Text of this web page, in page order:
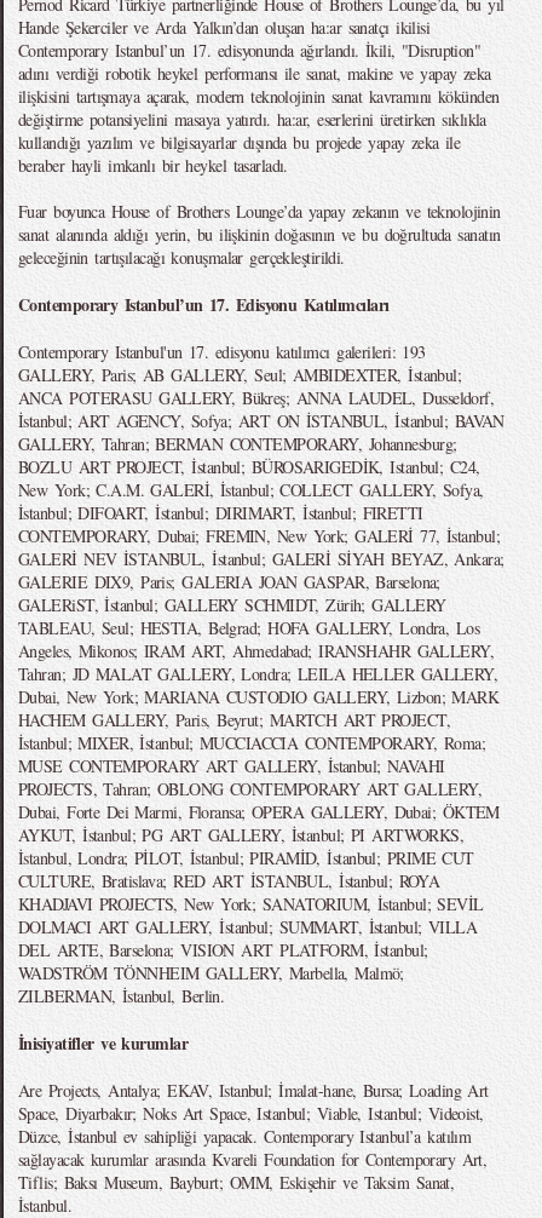
Hande Şekerciler ve Arda Yalkın’dan oluşan ha:ar sanatçı ikilisi
Contemporary Istanbul’un 17. edisyonunda ağırlandı. İkili, "Disruption"
adını verdiği robotik heykel performansı ile sanat, makine ve yapay zeka
ilişkisini tartışmaya açarak, modern teknolojinin sanat kavramını kökünden
değiştirme potansiyelini masaya yatırdı. ha:ar, eserlerini üretirken sıklıkla
kullandığı yazılım ve bilgisayarlar dışında bu projede yapay zeka ile
beraber hayli imkanlı bir heykel tasarladı.
Fuar boyunca House of Brothers Lounge’da yapay zekanın ve teknolojinin
sanat alanında aldığı yerin, bu ilişkinin doğasının ve bu doğrultuda sanatın
geleceğinin tartışılacağı konuşmalar gerçekleştirildi.
Contemporary Istanbul’un 17. Edisyonu Katılımcıları
Contemporary Istanbul'un 17. edisyonu katılımcı galerileri: 193
GALLERY, Paris; AB GALLERY, Seul; AMBIDEXTER, İstanbul;
ANCA POTERASU GALLERY, Bükreş; ANNA LAUDEL, Dusseldorf,
İstanbul; ART AGENCY, Sofya; ART ON İSTANBUL, İstanbul; BAVAN
GALLERY, Tahran; BERMAN CONTEMPORARY, Johannesburg;
BOZLU ART PROJECT, İstanbul; BÜROSARIGEDİK, Istanbul; C24,
New York; C.A.M. GALERİ, İstanbul; COLLECT GALLERY, Sofya,
İstanbul; DIFOART, İstanbul; DIRIMART, İstanbul; FIRETTI
CONTEMPORARY, Dubai; FREMIN, New York; GALERİ 77, İstanbul;
GALERİ NEV İSTANBUL, İstanbul; GALERİ SİYAH BEYAZ, Ankara;
GALERIE DIX9, Paris; GALERIA JOAN GASPAR, Barselona;
GALERiST, İstanbul; GALLERY SCHMIDT, Zürih; GALLERY
TABLEAU, Seul; HESTIA, Belgrad; HOFA GALLERY, Londra, Los
Angeles, Mikonos; IRAM ART, Ahmedabad; IRANSHAHR GALLERY,
Tahran; JD MALAT GALLERY, Londra; LEILA HELLER GALLERY,
Dubai, New York; MARIANA CUSTODIO GALLERY, Lizbon; MARK
HACHEM GALLERY, Paris, Beyrut; MARTCH ART PROJECT,
İstanbul; MIXER, İstanbul; MUCCIACCIA CONTEMPORARY, Roma;
MUSE CONTEMPORARY ART GALLERY, İstanbul; NAVAHI
PROJECTS, Tahran; OBLONG CONTEMPORARY ART GALLERY,
Dubai, Forte Dei Marmi, Floransa; OPERA GALLERY, Dubai; ÖKTEM
AYKUT, İstanbul; PG ART GALLERY, İstanbul; PI ARTWORKS,
İstanbul, Londra; PİLOT, İstanbul; PIRAMİD, İstanbul; PRIME CUT
CULTURE, Bratislava; RED ART İSTANBUL, İstanbul; ROYA
KHADJAVI PROJECTS, New York; SANATORIUM, İstanbul; SEVİL
DOLMACI ART GALLERY, İstanbul; SUMMART, İstanbul; VILLA
DEL ARTE, Barselona; VISION ART PLATFORM, İstanbul;
WADSTRÖM TÖNNHEIM GALLERY, Marbella, Malmö;
ZILBERMAN, İstanbul, Berlin.
İnisiyatifler ve kurumlar
Are Projects, Antalya; EKAV, Istanbul; İmalat-hane, Bursa; Loading Art
Space, Diyarbakır; Noks Art Space, Istanbul; Viable, Istanbul; Videoist,
Düzce, İstanbul ev sahipliği yapacak. Contemporary Istanbul’a katılım
sağlayacak kurumlar arasında Kvareli Foundation for Contemporary Art,
Tiflis; Baksı Museum, Bayburt; OMM, Eskişehir ve Taksim Sanat,
İstanbul.